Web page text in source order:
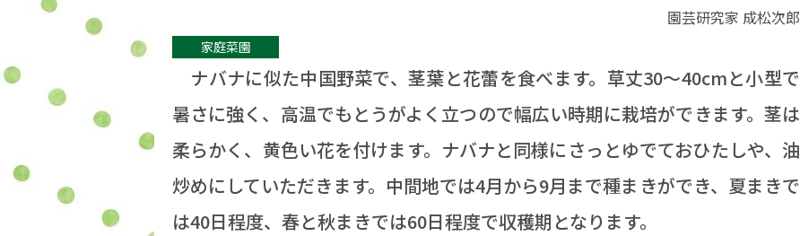
園芸研究家 成松次郎
家庭菜園
ナバナに似た中国野菜で、茎葉と花蕾を食べます。草丈30～40cmと小型で
暑さに強く、高温でもとうがよく立つので幅広い時期に栽培ができます。茎は
柔らかく、黄色い花を付けます。ナバナと同様にさっとゆでておひたしや、油
炒めにしていただきます。中間地では4月から9月まで種まきができ、夏まきで
は40日程度、春と秋まきでは60日程度で収穫期となります。